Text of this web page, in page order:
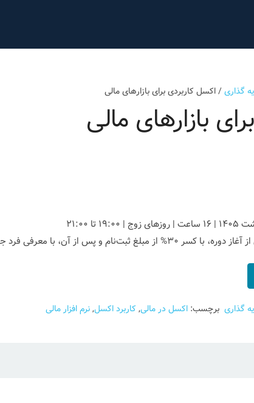
گذاری/ اکسل کاربردی برای بازارهای مالی
بازارهای مالی
با معرفی فرد جایگزین امکان‌پذیر است.
گذاری برچسب:اکسل در مالی, کاربرد اکسل,نرم افزار مالی